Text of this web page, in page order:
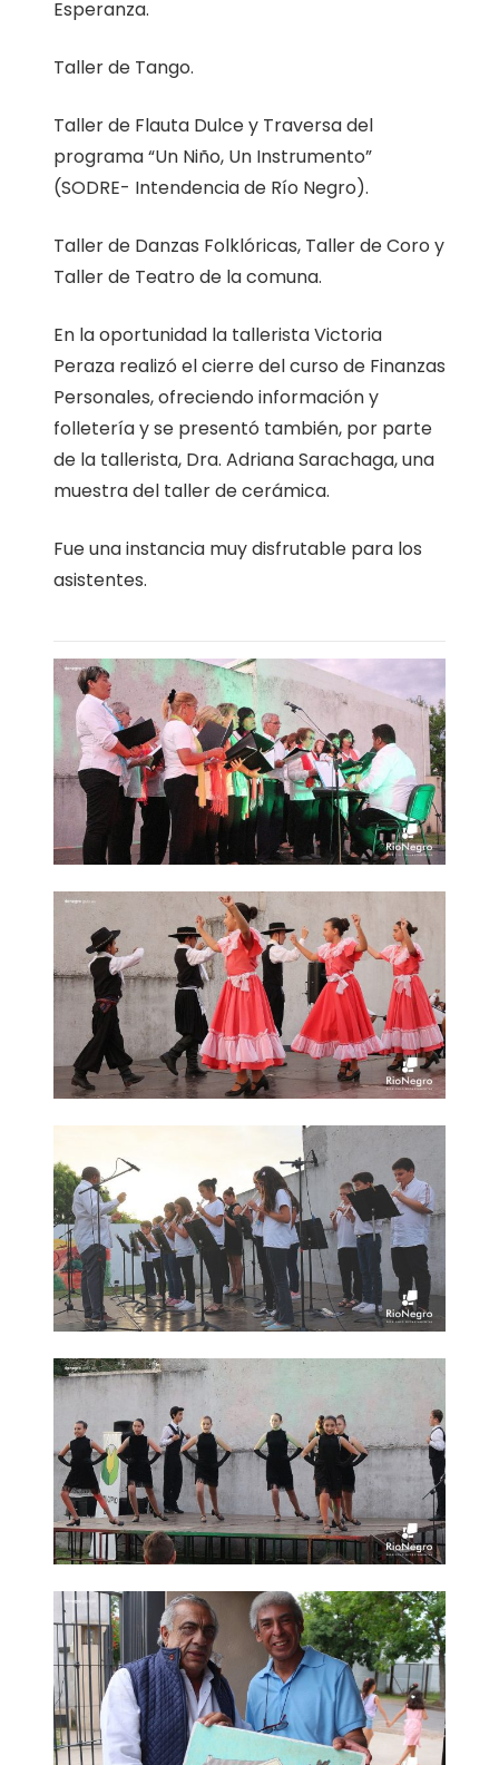
Esperanza.
Taller de Tango.
Taller de Flauta Dulce y Traversa del
programa “Un Niño, Un Instrumento”
(SODRE- Intendencia de Río Negro).
Taller de Danzas Folklóricas, Taller de Coro y
Taller de Teatro de la comuna.
En la oportunidad la tallerista Victoria
Peraza realizó el cierre del curso de Finanzas
Personales, ofreciendo información y
folletería y se presentó también, por parte
de la tallerista, Dra. Adriana Sarachaga, una
muestra del taller de cerámica.
Fue una instancia muy disfrutable para los
asistentes.